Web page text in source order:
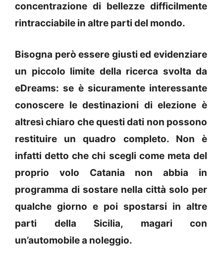
concentrazione di bellezze difficilmente
rintracciabile in altre parti del mondo.
Bisogna però essere giusti ed evidenziare
un piccolo limite della ricerca svolta da
eDreams: se è sicuramente interessante
conoscere le destinazioni di elezione è
altresì chiaro che questi dati non possono
restituire un quadro completo. Non è
infatti detto che chi scegli come meta del
proprio volo Catania non abbia in
programma di sostare nella città solo per
qualche giorno e poi spostarsi in altre
parti della Sicilia, magari con
un’automobile a noleggio.